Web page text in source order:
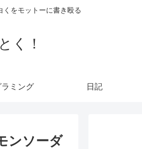
をモットーに書き殴る
く！
ミング 日記
ンソーダ